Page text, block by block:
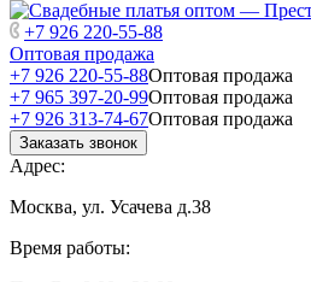
+7 926 220-55-88
Оптовая продажа
+7 926 220-55-88Оптовая продажа
+7 965 397-20-99Оптовая продажа
+7 926 313-74-67Оптовая продажа
Заказать звонок
Адрес:
Москва, ул. Усачева д.38
Время работы: